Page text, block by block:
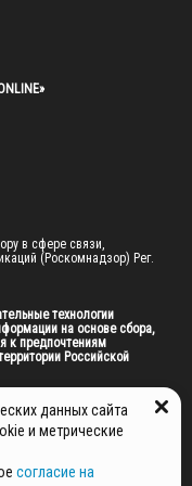
в сфере связи,
(Роскомнадзор) Рег.
технологии
на основе сбора,
к предпочтениям
Российской
ГАУ МО "ЦИФРОВЫЕ
данных сайта
и метрические
согласие на